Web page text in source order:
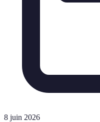
8 juin 2026